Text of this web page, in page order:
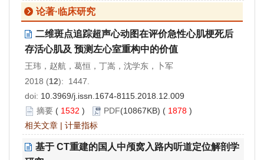
论著·临床研究
二维斑点追踪超声心动图在评价急性心肌梗死后
存活心肌及 预测左心室重构中的价值
王玮，赵航，葛恒，丁嵩，沈学东，卜军
2018 (12): 1447.
doi: 10.3969/j.issn.1674-8115.2018.12.009
摘要 ( 1532 ) PDF(10867KB) ( 1878 )
相关文章 | 计量指标
基于 CT重建的国人中颅窝入路内听道定位解剖学